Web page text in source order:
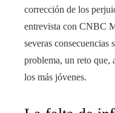
corrección de los
entrevista con CNBC
severas consecuencias
problema, un reto que,
los más jóvenes.